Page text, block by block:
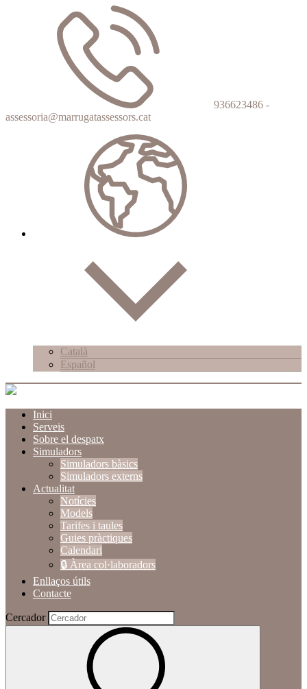
936623486 -
assessoria@marrugatassessors.cat
Català
Español
Inici
Serveis
Sobre el despatx
Simuladors
Simuladors bàsics
Simuladors externs
Actualitat
Notícies
Models
Tarifes i taules
Guies pràctiques
Calendari
🔒 Àrea col·laboradors
Enllaços útils
Contacte
Cercador